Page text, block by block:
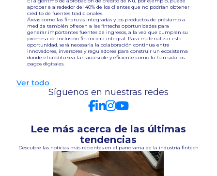
aprobar a alrededor del 40% de los clientes que no podrían obtener
crédito de fuentes tradicionales.
Áreas como las finanzas integradas y los productos de préstamo a
medida también ofrecen a las fintechs oportunidades para
generar importantes fuentes de ingresos, a la vez que cumplen su
promesa de inclusión financiera integral. Para materializar esta
oportunidad, será necesaria la colaboración continua entre
innovadores, inversores y reguladores para construir un ecosistema
donde el crédito sea tan accesible y eficiente como lo han sido los
pagos digitales.
Ver todo
Síguenos en nuestras redes
Lee más acerca de las últimas
tendencias
Descubre las noticias más recientes en el panorama de la industria fintech